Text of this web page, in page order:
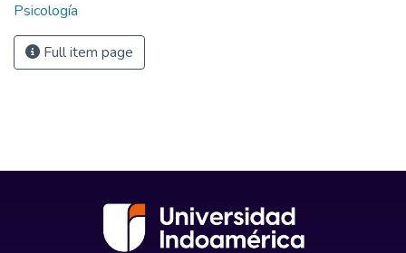
Psicología
Full item page